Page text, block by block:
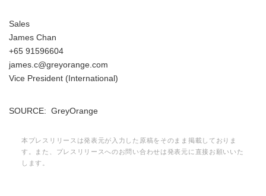
Sales
James Chan
+65 91596604
james.c@greyorange.com
Vice President (International)
SOURCE: GreyOrange
本プレスリリースは発表元が入力した原稿をそのまま掲載しておりま
す。また、プレスリリースへのお問い合わせは発表元に直接お願いいた
します。